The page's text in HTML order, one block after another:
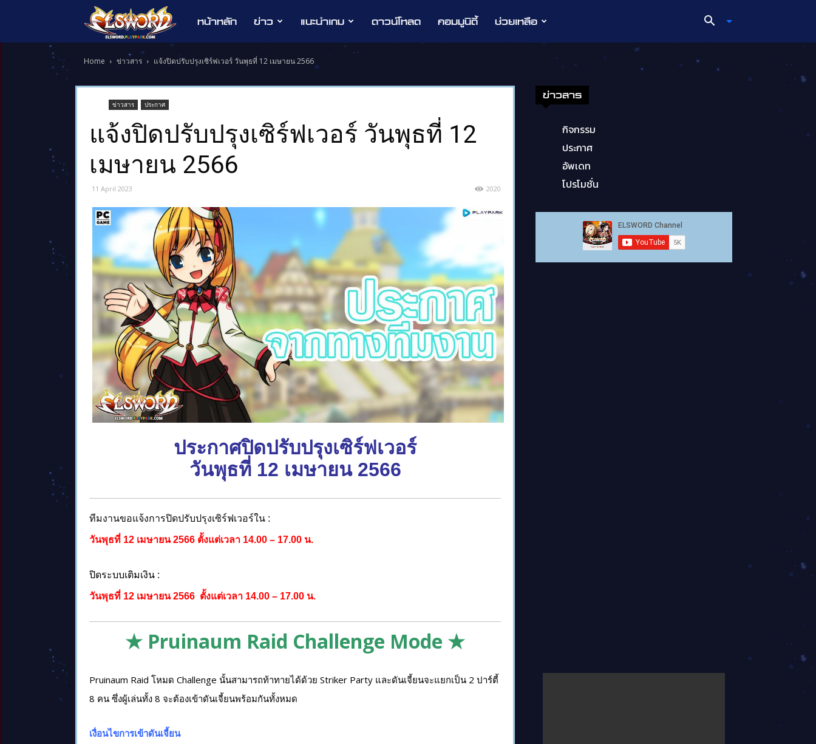
Elsword
หน้าหลัก ข่าว แนะนำเกม ดาวน์โหลด คอมมูนิตี้ ช่วยเหลือ
Home ข่าวสาร แจ้งปิดปรับปรุงเซิร์ฟเวอร์ วันพุธที่ 12 เมษายน 2566
ข่าวสาร ประกาศ
แจ้งปิดปรับปรุงเซิร์ฟเวอร์ วันพุธที่ 12
เมษายน 2566
11 April 2023 2020
ประกาศปิดปรับปรุงเซิร์ฟเวอร์
วันพุธที่ 12 เมษายน 2566
ทีมงานขอแจ้งการปิดปรับปรุงเซิร์ฟเวอร์ใน :
วันพุธที่ 12 เมษายน 2566 ตั้งแต่เวลา 14.00 – 17.00 น.
ปิดระบบเติมเงิน :
วันพุธที่ 12 เมษายน 2566 ตั้งแต่เวลา 14.00 – 17.00 น.
★ Pruinaum Raid Challenge Mode ★
Pruinaum Raid โหมด Challenge นั้นสามารถท้าทายได้ด้วย Striker Party และดันเจี้ยนจะแยกเป็น 2 ปาร์ตี้
8 คน ซึ่งผู้เล่นทั้ง 8 จะต้องเข้าดันเจี้ยนพร้อมกันทั้งหมด
เงื่อนไขการเข้าดันเจี้ยน
ข่าวสาร
กิจกรรม
ประกาศ
อัพเดท
โปรโมชั่น